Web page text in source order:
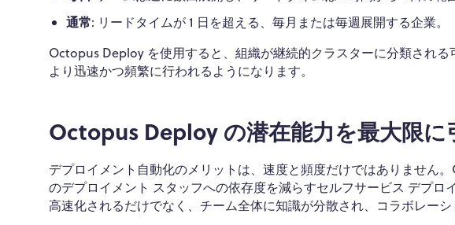
通常: リードタイムが 1 日を超える、毎月または毎週展開する企業。
Octopus Deploy を使用すると、組織が継続的クラスターに分類され
より迅速かつ頻繁に行われるようになります。
Octopus Deploy の潜在能力を最大限に
デプロイメント自動化のメリットは、速度と頻度だけではありません
のデプロイメント スタッフへの依存度を減らすセルフサービス デプ
高速化されるだけでなく、チーム全体に知識が分散され、コラボレーシ